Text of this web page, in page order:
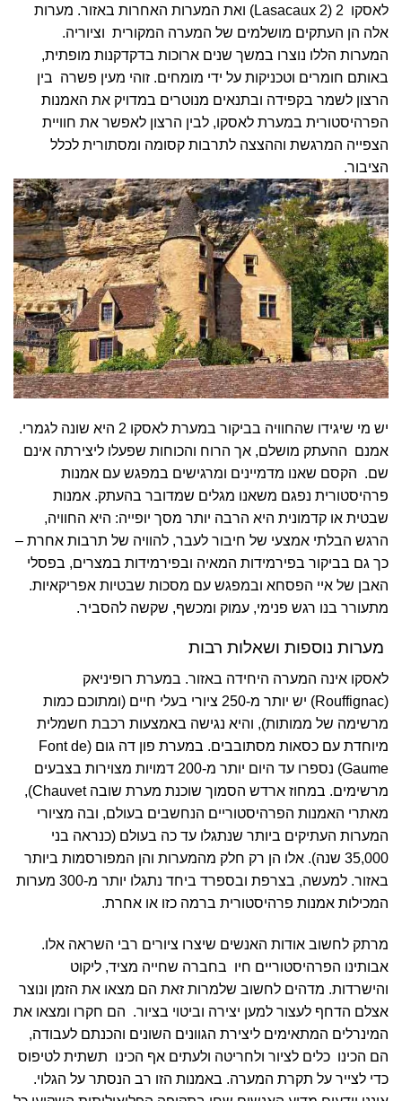
לאסקו 2 (Lasacaux 2) ואת המערות האחרות באזור. מערות
אלה הן העתקים מושלמים של המערה המקורית וציוריה.
המערות הללו נוצרו במשך שנים ארוכות בדקדקנות מופתית,
באותם חומרים וטכניקות על ידי מומחים. זוהי מעין פשרה בין
הרצון לשמר בקפידה ובתנאים מנוטרים במדויק את האמנות
הפרהיסטורית במערת לאסקו, לבין הרצון לאפשר את חוויית
הצפייה המרגשת וההצצה לתרבות קסומה ומסתורית לכלל
הציבור.
יש מי שיגידו שהחוויה בביקור במערת לאסקו 2 היא שונה לגמרי.
אמנם ההעתק מושלם, אך הרוח והכוחות שפעלו ליצירתה אינם
שם. הקסם שאנו מדמיינים ומרגישים במפגש עם אמנות
פרהיסטורית נפגם משאנו מגלים שמדובר בהעתק. אמנות
שבטית או קדמונית היא הרבה יותר מסך יופייה: היא החוויה,
הרגש הבלתי אמצעי של חיבור לעבר, להוויה של תרבות אחרת –
כך גם בביקור בפירמידות המאיה ובפירמידות במצרים, בפסלי
האבן של איי הפסחא ובמפגש עם מסכות שבטיות אפריקאיות.
מתעורר בנו רגש פנימי, עמוק ומכשף, שקשה להסביר.
מערות נוספות ושאלות רבות
לאסקו אינה המערה היחידה באזור. במערת רופיניאק
(Rouffignac) יש יותר מ-250 ציורי בעלי חיים (ומתוכם כמות
מרשימה של ממותות), והיא נגישה באמצעות רכבת חשמלית
מיוחדת עם כסאות מסתובבים. במערת פון דה גום (Font de
Gaume) נספרו עד היום יותר מ-200 דמויות מצוירות בצבעים
מרשימים. במחוז ארדש הסמוך שוכנת מערת שובה Chauvet),
מאתרי האמנות הפרהיסטוריים הנחשבים בעולם, ובה מציורי
המערות העתיקים ביותר שנתגלו עד כה בעולם (כנראה בני
35,000 שנה). אלו הן רק חלק מהמערות והן המפורסמות ביותר
באזור. למעשה, בצרפת ובספרד ביחד נתגלו יותר מ-300 מערות
המכילות אמנות פרהיסטורית ברמה כזו או אחרת.
מרתק לחשוב אודות האנשים שיצרו ציורים רבי השראה אלו.
אבותינו הפרהיסטוריים חיו בחברה שחייה מציד, ליקוט
והישרדות. מדהים לחשוב שלמרות זאת הם מצאו את הזמן ונוצר
אצלם הדחף לעצור למען יצירה וביטוי בציור. הם חקרו ומצאו את
המינרלים המתאימים ליצירת הגוונים השונים והכנתם לעבודה,
הם הכינו כלים לציור ולחריטה ולעתים אף הכינו תשתית לטיפוס
כדי לצייר על תקרת המערה. באמנות הזו רב הנסתר על הגלוי.